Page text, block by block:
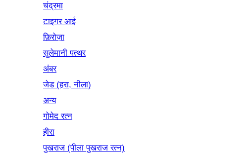
चंद्रमा
टाइगर आई
फ़िरोज़ा
सुलेमानी पत्थर
अंबर
जेड (हरा, नीला)
अन्य
गोमेद रत्न
हीरा
पुखराज (पीला पुखराज रत्न)